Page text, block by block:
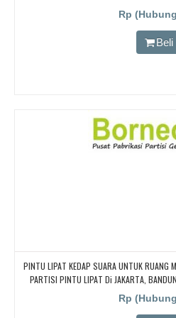
Rp
Beli
PINTU LIPAT KEDAP SUARA UNTUK RUANG
PARTISI PINTU LIPAT Di JAKARTA,
TANGERANG, BOGOR,. BORNEO PABRIK
Rp